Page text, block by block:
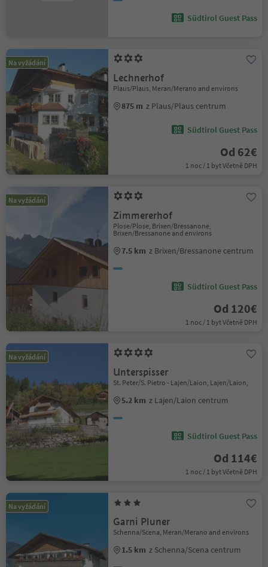
Südtirol Guest Pass
Na vyžádání
Lechnerhof
Plaus/Plaus, Meran/Merano and environs
875 m z Plaus/Plaus centrum
Südtirol Guest Pass
Od 62€
1 noc / 1 byt Včetně DPH
Na vyžádání
Zimmererhof
Plose/Plose, Brixen/Bressanone,
Brixen/Bressanone and environs
7.5 km z Brixen/Bressanone centrum
Südtirol Guest Pass
Od 120€
1 noc / 1 byt Včetně DPH
Na vyžádání
Unterspisser
St. Peter/S. Pietro - Lajen/Laion, Lajen/Laion,
5.2 km z Lajen/Laion centrum
Südtirol Guest Pass
Od 114€
1 noc / 1 byt Včetně DPH
Na vyžádání
Garni Pluner
Schenna/Scena, Meran/Merano and environs
1.5 km z Schenna/Scena centrum